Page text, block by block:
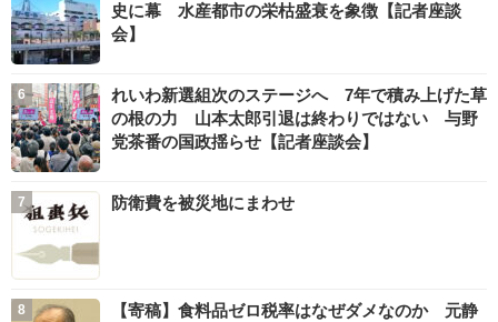
史に幕 水産都市の栄枯盛衰を象徴【記者座談
会】
れいわ新選組次のステージへ 7年で積み上げた草
の根の力 山本太郎引退は終わりではない 与野
党茶番の国政揺らせ【記者座談会】
防衛費を被災地にまわせ
【寄稿】食料品ゼロ税率はなぜダメなのか 元静